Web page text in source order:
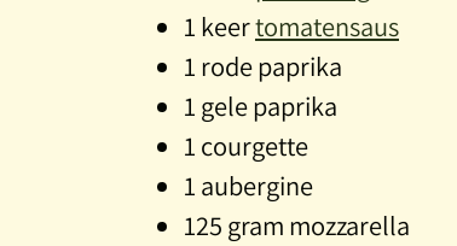
1 keertomatensaus
1 rode paprika
1 gele paprika
1 courgette
1 aubergine
125 gram mozzarella